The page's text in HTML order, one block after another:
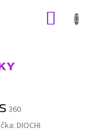
360
DIOCHI